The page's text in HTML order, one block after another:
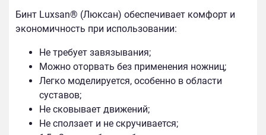
Бинт Luxsan® (Люксан) обеспечивает комфорт и
экономичность при использовании:
Не требует завязывания;
Можно оторвать без применения ножниц;
Легко моделируется, особенно в области
суставов;
Не сковывает движений;
Не сползает и не скручивается;